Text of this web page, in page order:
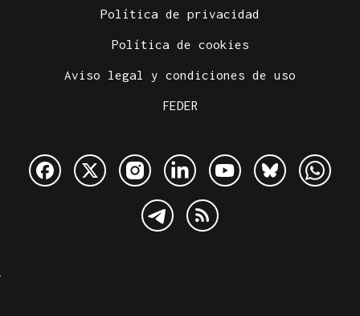
Política de privacidad
Política de cookies
Aviso legal y condiciones de uso
FEDER